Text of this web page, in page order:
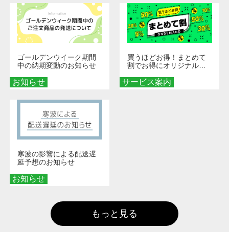
お知らせ
ゴールデンウイーク期間
中の納期変動のお知らせ
サービス案内
買うほどお得！まとめて
割でお得にオリジナルグ
お知らせ
寒波の影響による配送遅
延予想のお知らせ
もっと見る